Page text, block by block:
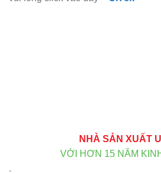
NHÀ SẢN XUẤT
VỚI HƠN 15 NĂM
.